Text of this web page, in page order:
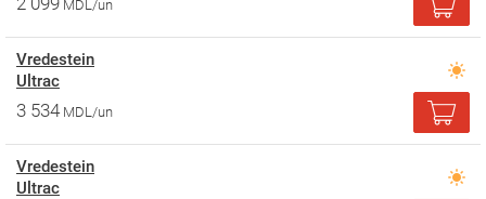
MDL/un
Vredestein
Ultrac
3 534 MDL/un
Vredestein
Ultrac